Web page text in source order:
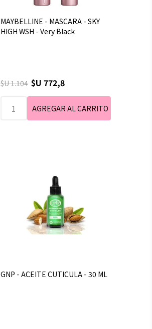
MAYBELLINE - MASCARA - SKY
HIGH WSH - Very Black
$U 1.104 $U 772,8
GNP - ACEITE CUTICULA - 30 ML